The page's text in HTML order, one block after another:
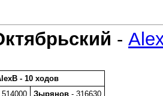
-
- 10 ходов
514000 Зырянов - 316630